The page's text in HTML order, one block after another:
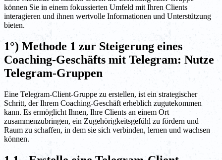
können Sie in einem fokussierten Umfeld mit Ihren Clients
interagieren und ihnen wertvolle Informationen und Unterstützung
bieten.
1°) Methode 1 zur Steigerung eines
Coaching-Geschäfts mit Telegram: Nutze
Telegram-Gruppen
Eine Telegram-Client-Gruppe zu erstellen, ist ein strategischer
Schritt, der Ihrem Coaching-Geschäft erheblich zugutekommen
kann. Es ermöglicht Ihnen, Ihre Clients an einem Ort
zusammenzubringen, ein Zugehörigkeitsgefühl zu fördern und
Raum zu schaffen, in dem sie sich verbinden, lernen und wachsen
können.